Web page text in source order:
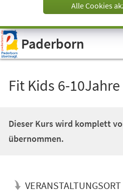
Visuelle
Assistenzsoftware
öffnen.
Alle Cookies
Paderborn
Fit Kids 6-10Jahre
Dieser Kurs wird komplett
übernommen.
VERANSTALTUNGSORT